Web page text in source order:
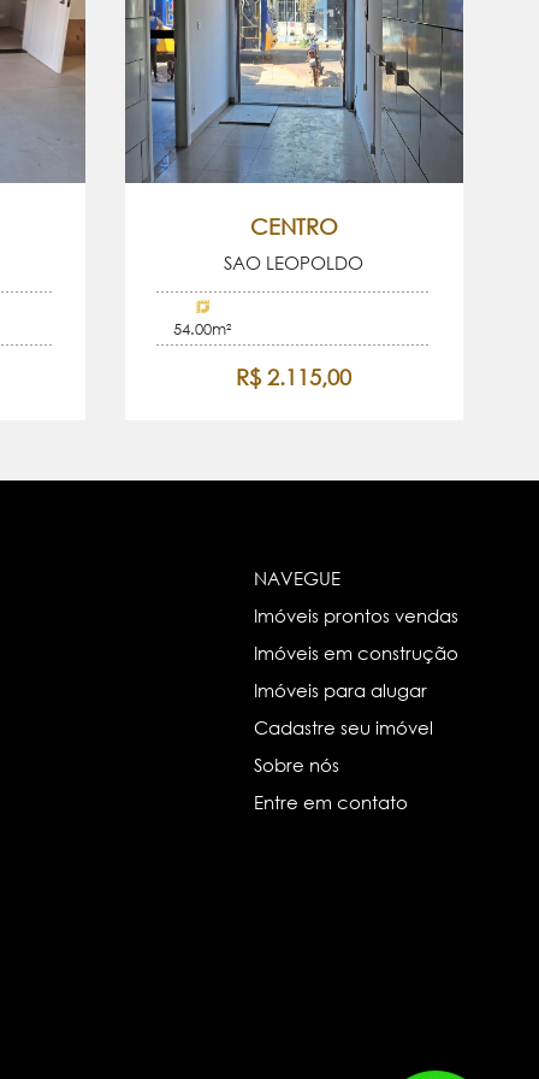
CENTRO
SAO LEOPOLDO
54.00m²
R$ 2.115,00
NAVEGUE
Imóveis prontos vendas
Imóveis em construção
Imóveis para alugar
Cadastre seu imóvel
Sobre nós
Entre em contato